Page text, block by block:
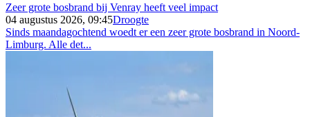
Zeer grote bosbrand bij Venray heeft veel impact
04 augustus 2026, 09:45Droogte
Sinds maandagochtend woedt er een zeer grote bosbrand in Noord-
Limburg. Alle det...